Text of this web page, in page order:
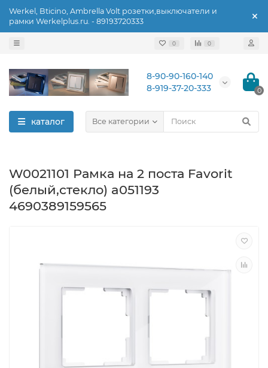
Werkel, Bticino, Ambrella Volt розетки,выключатели и
рамки Werkelplus.ru. - 89193720333
0 0
8-90-90-160-140
8-919-37-20-333
0
каталог Все категории
W0021101 Рамка на 2 поста Favorit
(белый,стекло) a051193
4690389159565